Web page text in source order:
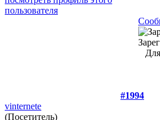
#1994
vinternete
(Посетитель)